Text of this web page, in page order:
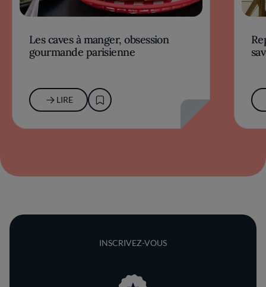
Les caves à manger, obsession
gourmande parisienne
LIRE
INSCRIVEZ-VOUS